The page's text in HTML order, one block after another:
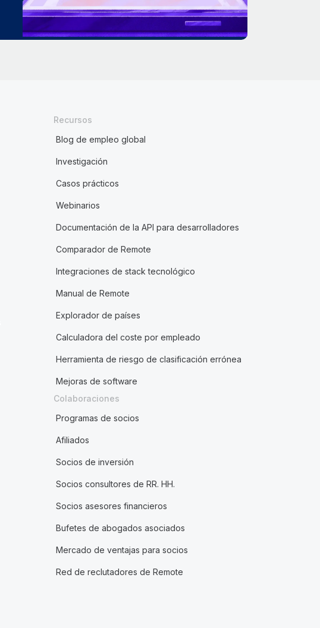
Recursos
Blog de empleo global
Investigación
Casos prácticos
Webinarios
Documentación de la API para desarrolladores
Comparador de Remote
Integraciones de stack tecnológico
Manual de Remote
Explorador de países
Calculadora del coste por empleado
Herramienta de riesgo de clasificación errónea
Mejoras de software
Colaboraciones
Programas de socios
Afiliados
Socios de inversión
Socios consultores de RR. HH.
Socios asesores financieros
Bufetes de abogados asociados
Mercado de ventajas para socios
Red de reclutadores de Remote